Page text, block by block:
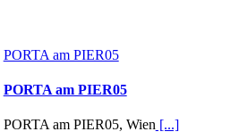
PORTA am PIER05
PORTA am PIER05
PORTA am PIER05, Wien [...]